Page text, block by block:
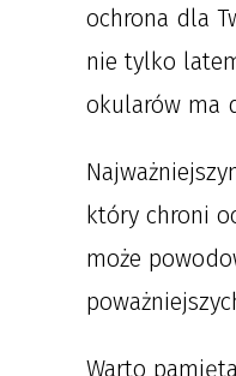
ochrona dla
nie tylko
okularów ma
który chroni
może
Warto